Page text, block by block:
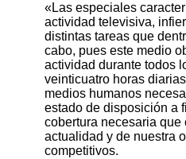
«Las especiales
actividad televisiva,
distintas tareas que
cabo, pues este medio
actividad durante todos
veinticuatro horas
medios humanos
estado de disposición a
cobertura necesaria
actualidad y de nuestra
competitivos.